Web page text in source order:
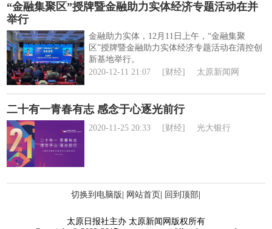
“金融集聚区”授牌暨金融助力实体经济专题活动在并
举行
金融助力实体，12月11日上午，“金融集聚
区”授牌暨金融助力实体经济专题活动在清控创
新基地举行。
2020-12-11 21:07
[财经] 太原新闻网
二十有一青春有志 感念于心逐光前行
2020-11-25 20:33 [财经] 光大银行
切换到电脑版 网站首页 回到顶部
太原日报社主办 太原新闻网版权所有